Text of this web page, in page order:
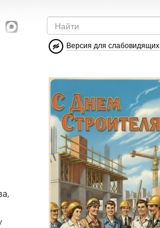
Версия для слабовидящих